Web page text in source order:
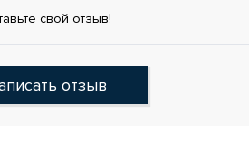
свой отзыв!
отзыв